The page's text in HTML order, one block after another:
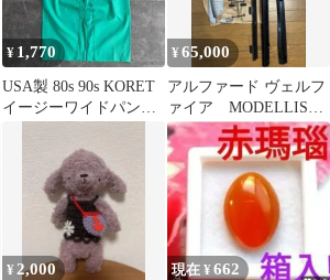
¥ 1,770
USA製 80s 90s KORET
イージーワイドパンツ
¥65,000
アルファード ヴェルフ
ァイア MODELLISTA
過不足動作未確認 開
封品
¥ 2,000 現在 ¥662